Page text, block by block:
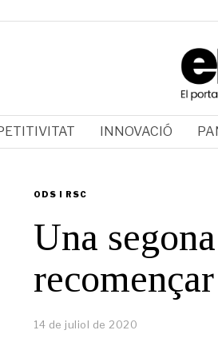
INNOVACIÓ
ODS I RSC
Una
recomençar
14 de juliol de 2020